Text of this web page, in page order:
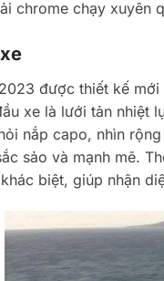
chrome chạy xuyên
được thiết kế
xe là lưới tản nhiệt
nắp capo, nhìn
sảo và mạnh mẽ.
biệt, giúp nhận